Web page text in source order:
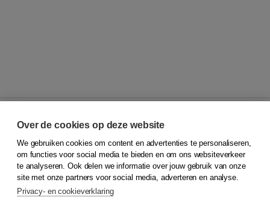
© 2026Koninklijke Boom uitgevers
Klantenservice
Service & informatie
Contact
Over de cookies op deze website
We gebruiken cookies om content en advertenties te personaliseren,
om functies voor social media te bieden en om ons websiteverkeer
te analyseren. Ook delen we informatie over jouw gebruik van onze
site met onze partners voor social media, adverteren en analyse.
Privacy- en cookieverklaring